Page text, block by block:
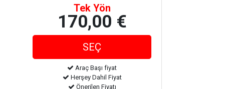
Tek Yön
170,00 €
Araç Başı fiyat
Herşey Dahil Fiyat
Önerilen Fiyatı